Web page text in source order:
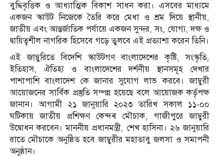
বুদ্ধিবৃত্তিক ও আধ্যাত্মিক বিকাশ সাধন করা। এসবের মাধ্যমে
একজন স্কাউট নিজেকে তৈরি করে মেধা ও শ্রম দিয়ে স্থানীয়,
জাতীয় এবং আন্তর্জাতিক পর্যায়ে একজন সুন্দর, সং, যোগ্য, দক্ষ ও
দ্বায়িত্বশীল নাগরিক হিসেবে গড়ে তুলবে এই প্রত্যাশা করেন তিনি।
এই জাম্বুরিতে বিদেশি স্কাউটগণ বাংলাদেশের কৃষ্টি, সংস্কৃতি,
ইতিহাস, ঐতিহ্য ও বাংলাদেশের দর্শনীয় স্থানসমূহ দেখার
পাশাপাশি বাংলাদেশ কে জানার সুযোগ লাভ করবে। জাম্বুরী
আয়োজনের সার্বিক প্রস্তুতি সম্পন্ন হয়েছে বলে আয়োজক কর্তৃপক্ষ
জানান। আগামী ২১ জানুয়ারি ২০২৩ তারিখ সকাল ১১-০০
ঘটিকায় জাতীয় প্রশিক্ষণ কেন্দ্ৰ মৌচাক, গাজীপুরে জাম্বুরী
উদ্বোধন করবেন। মাননীয় প্রধানমন্ত্রী, শেখ হাসিনা। ২৬ জানুয়ারি
রাতে মৌচাকে অনুষ্ঠিত হবে জাম্বুরীর মহাতাবু জলসা ও সমাপনী
অনুষ্ঠান।